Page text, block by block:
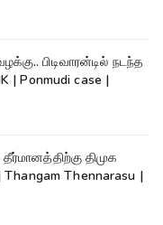
பிடிவாரன்டில் நடந்த
| Ponmudi case |
திமுக
Thangam Thennarasu |